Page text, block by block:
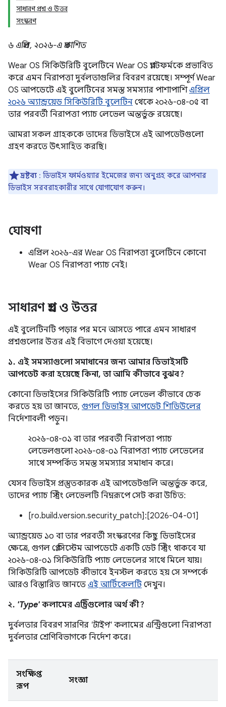
সাধারণ প্রশ্ন ও উত্তর
সংস্করণ
৬ এপ্রিল, ২০২৬-এ প্রকাশিত
Wear OS সিকিউরিটি বুলেটিনে Wear OS প্ল্যাটফর্মকে প্রভাবিত
করে এমন নিরাপত্তা দুর্বলতাগুলির বিবরণ রয়েছে। সম্পূর্ণ Wear
OS আপডেটে এই বুলেটিনের সমস্ত সমস্যার পাশাপাশিএপ্রিল
২০২৬ অ্যান্ড্রয়েড সিকিউরিটি বুলেটিন থেকে ২০২৬-০৪-০৫ বা
তার পরবর্তী নিরাপত্তা প্যাচ লেভেল অন্তর্ভুক্ত রয়েছে।
আমরা সকল গ্রাহককে তাদের ডিভাইসে এই আপডেটগুলো
গ্রহণ করতে উৎসাহিত করছি।
দ্রষ্টব্য : ডিভাইস ফার্মওয়্যার ইমেজের জন্য অনুগ্রহ করে আপনার
ডিভাইস সরবরাহকারীর সাথে যোগাযোগ করুন।
ঘোষণা
এপ্রিল ২০২৬-এর Wear OS নিরাপত্তা বুলেটিনে কোনো
Wear OS নিরাপত্তা প্যাচ নেই।
সাধারণ প্রশ্ন ও উত্তর
এই বুলেটিনটি পড়ার পর মনে আসতে পারে এমন সাধারণ
প্রশ্নগুলোর উত্তর এই বিভাগে দেওয়া হয়েছে।
১. এই সমস্যাগুলো সমাধানের জন্য আমার ডিভাইসটি
আপডেট করা হয়েছে কিনা, তা আমি কীভাবে বুঝব?
কোনো ডিভাইসের সিকিউরিটি প্যাচ লেভেল কীভাবে চেক
করতে হয় তা জানতে, গুগল ডিভাইস আপডেট শিডিউলের
নির্দেশাবলী পড়ুন।
২০২৬-০৪-০১ বা তার পরবর্তী নিরাপত্তা প্যাচ
লেভেলগুলো ২০২৬-০৪-০১ নিরাপত্তা প্যাচ লেভেলের
সাথে সম্পর্কিত সমস্ত সমস্যার সমাধান করে।
যেসব ডিভাইস প্রস্তুতকারক এই আপডেটগুলি অন্তর্ভুক্ত করে,
তাদের প্যাচ স্ট্রিং লেভেলটি নিম্নরূপে সেট করা উচিত:
[ro.build.version.security_patch]:[2026-04-01]
অ্যান্ড্রয়েড ১০ বা তার পরবর্তী সংস্করণের কিছু ডিভাইসের
ক্ষেত্রে, গুগল প্লে সিস্টেম আপডেটে একটি ডেট স্ট্রিং থাকবে যা
২০২৬-০৪-০১ সিকিউরিটি প্যাচ লেভেলের সাথে মিলে যায়।
সিকিউরিটি আপডেট কীভাবে ইনস্টল করতে হয় সে সম্পর্কে
আরও বিস্তারিত জানতে এই আর্টিকেলটি দেখুন।
২. 'Type' কলামের এন্ট্রিগুলোর অর্থ কী?
দুর্বলতার বিবরণ সারণির 'টাইপ' কলামের এন্ট্রিগুলো নিরাপত্তা
দুর্বলতার শ্রেণিবিভাগকে নির্দেশ করে।
সংক্ষিপ্ত
রূপ
সংজ্ঞা